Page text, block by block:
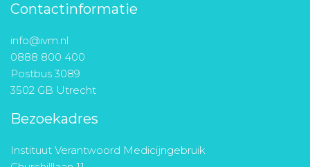
Contactinformatie
info@ivm.nl
0888 800 400
Postbus 3089
3502 GB Utrecht
Bezoekadres
Instituut Verantwoord Medicijngebruik